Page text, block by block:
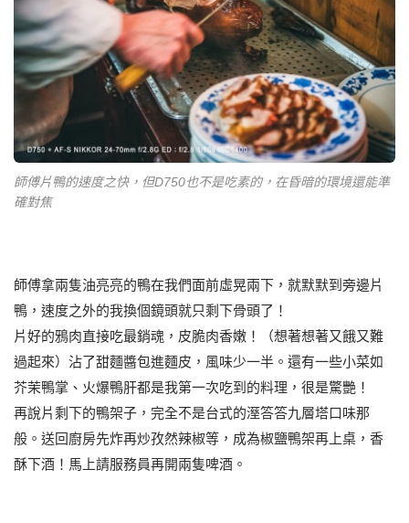
師傅片鴨的速度之快，但D750也不是吃素的，在昏暗的環境還能準
確對焦
師傅拿兩隻油亮亮的鴨在我們面前虛晃兩下，就默默到旁邊片
鴨，速度之外的我換個鏡頭就只剩下骨頭了！
片好的鴉肉直接吃最銷魂，皮脆肉香嫩！（想著想著又餓又難
過起來）沾了甜麵醬包進麵皮，風味少一半。還有一些小菜如
芥茉鴨掌、火爆鴨肝都是我第一次吃到的料理，很是驚艷！
再說片剩下的鴨架子，完全不是台式的溼答答九層塔口味那
般。送回廚房先炸再炒孜然辣椒等，成為椒鹽鴨架再上桌，香
酥下酒！馬上請服務員再開兩隻啤酒。